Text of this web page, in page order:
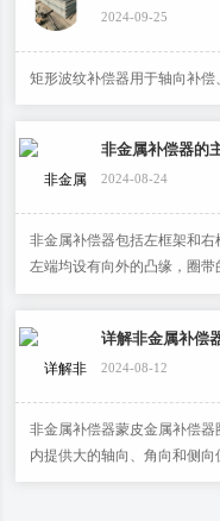
2024-09-25
矩形波纹补偿器用于轴向补
非金属补偿器的
2024-08-24
非金属补偿器包括左框架和
左端均设有向外的凸缘，圈
详解非金属补偿
2024-08-12
非金属补偿器蒙皮金属补偿
内提供大的轴向、角向和侧向